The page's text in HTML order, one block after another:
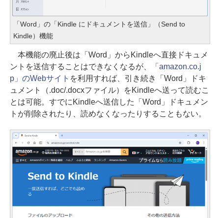
「Word」の「Kindle にドキュメントを送信」（Send to
Kindle）機能
本機能の廃止後は「Word」からKindleへ直接ドキュメ
ントを送信することはできなくなるが、
「amazon.co.j
p」のWebサイト を利用すれば、引き続き「Word」ドキ
ュメント（.doc/.docxファイル）をKindleへ送って読むこ
とは可能。すでにKindleへ送信した「Word」ドキュメン
トが削除されたり、読めなくなったりすることもない。